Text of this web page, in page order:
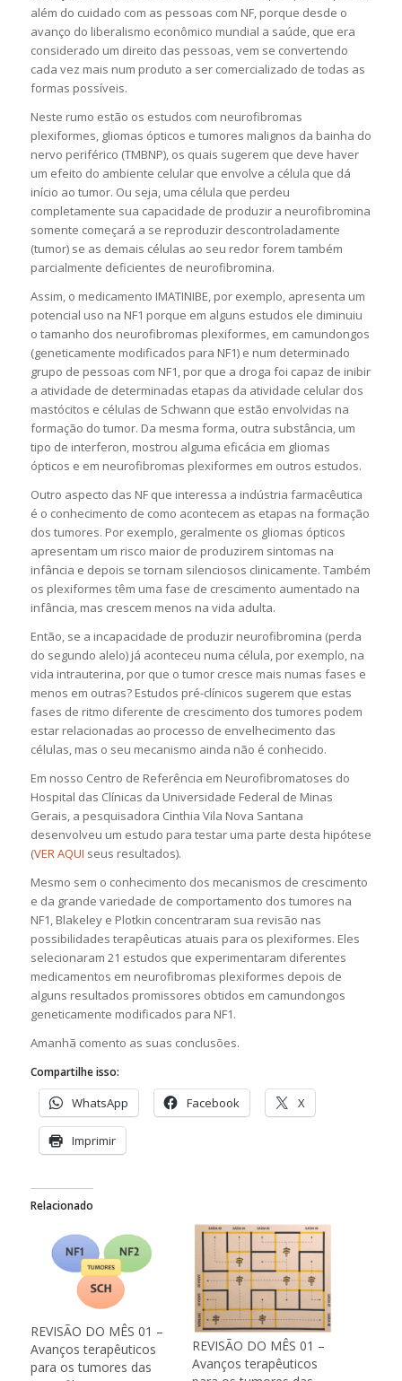
além do cuidado com as pessoas com NF, porque desde o
avanço do liberalismo econômico mundial a saúde, que era
considerado um direito das pessoas, vem se convertendo
cada vez mais num produto a ser comercializado de todas as
formas possíveis.
Neste rumo estão os estudos com neurofibromas
plexiformes, gliomas ópticos e tumores malignos da bainha do
nervo periférico (TMBNP), os quais sugerem que deve haver
um efeito do ambiente celular que envolve a célula que dá
início ao tumor. Ou seja, uma célula que perdeu
completamente sua capacidade de produzir a neurofibromina
somente começará a se reproduzir descontroladamente
(tumor) se as demais células ao seu redor forem também
parcialmente deficientes de neurofibromina.
Assim, o medicamento IMATINIBE, por exemplo, apresenta um
potencial uso na NF1 porque em alguns estudos ele diminuiu
o tamanho dos neurofibromas plexiformes, em camundongos
(geneticamente modificados para NF1) e num determinado
grupo de pessoas com NF1, por que a droga foi capaz de inibir
a atividade de determinadas etapas da atividade celular dos
mastócitos e células de Schwann que estão envolvidas na
formação do tumor. Da mesma forma, outra substância, um
tipo de interferon, mostrou alguma eficácia em gliomas
ópticos e em neurofibromas plexiformes em outros estudos.
Outro aspecto das NF que interessa a indústria farmacêutica
é o conhecimento de como acontecem as etapas na formação
dos tumores. Por exemplo, geralmente os gliomas ópticos
apresentam um risco maior de produzirem sintomas na
infância e depois se tornam silenciosos clinicamente. Também
os plexiformes têm uma fase de crescimento aumentado na
infância, mas crescem menos na vida adulta.
Então, se a incapacidade de produzir neurofibromina (perda
do segundo alelo) já aconteceu numa célula, por exemplo, na
vida intrauterina, por que o tumor cresce mais numas fases e
menos em outras? Estudos pré-clínicos sugerem que estas
fases de ritmo diferente de crescimento dos tumores podem
estar relacionadas ao processo de envelhecimento das
células, mas o seu mecanismo ainda não é conhecido.
Em nosso Centro de Referência em Neurofibromatoses do
Hospital das Clínicas da Universidade Federal de Minas
Gerais, a pesquisadora Cinthia Vila Nova Santana
desenvolveu um estudo para testar uma parte desta hipótese
(VER AQUI seus resultados).
Mesmo sem o conhecimento dos mecanismos de crescimento
e da grande variedade de comportamento dos tumores na
NF1, Blakeley e Plotkin concentraram sua revisão nas
possibilidades terapêuticas atuais para os plexiformes. Eles
selecionaram 21 estudos que experimentaram diferentes
medicamentos em neurofibromas plexiformes depois de
alguns resultados promissores obtidos em camundongos
geneticamente modificados para NF1.
Amanhã comento as suas conclusões.
Compartilhe isso:
WhatsApp Facebook X
Imprimir
Relacionado
REVISÃO DO MÊS 01 –
Avanços terapêuticos
para os tumores das
REVISÃO DO MÊS 01 –
Avanços terapêuticos